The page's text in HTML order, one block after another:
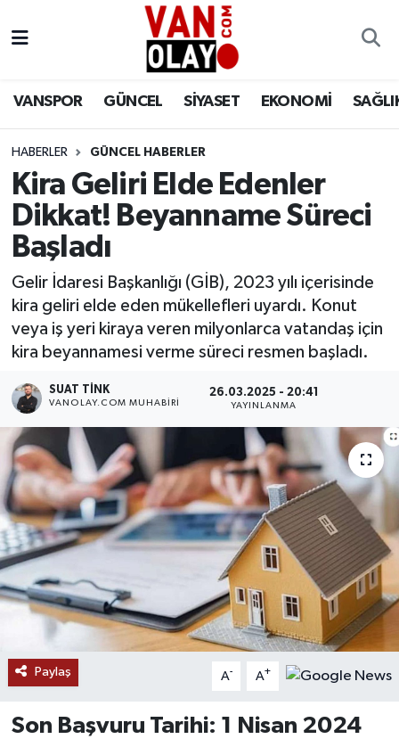
VANSPOR GÜNCEL SİYASET EKONOMİ
HABERLER GÜNCEL HABERLER
Kira Geliri Elde Edenler
Dikkat! Beyanname Süreci
Başladı
Gelir İdaresi Başkanlığı (GİB), 2023 yılı içerisinde
kira geliri elde eden mükellefleri uyardı. Konut
veya iş yeri kiraya veren milyonlarca vatandaş için
kira beyannamesi verme süreci resmen başladı.
SUAT TINK
VANOLAY.COM MUHABIRI
26.03.2025 - 20:41
YAYINLANMA
Paylaş A- A+
Son Başvuru Tarihi: 1 Nisan 2024
Siyaset
Ekonomi
Sağlık
Bilim & Teknoloji
Dünya
RESMİ İLANLAR
Van Nöbetçi Eczaneler
Van Namaz Vakitleri
Van Trafik Yoğunluk Haritası
Süper Lig Puan Durumu ve Fikstür
Tüm Manşetler
Son Dakika Haberleri
Haber Arşivi